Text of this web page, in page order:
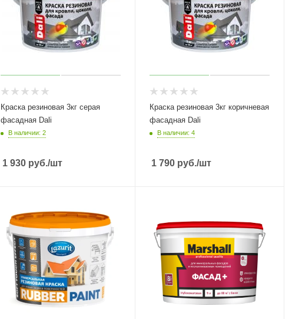
Краска резиновая 3кг серая
фасадная Dali
В наличии: 2
1 930 руб./шт
Краска резиновая 3кг коричневая
фасадная Dali
В наличии: 4
1 790 руб./шт